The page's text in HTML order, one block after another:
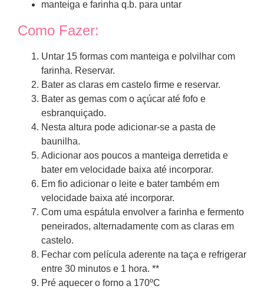
manteiga e farinha q.b. para untar
Como Fazer:
Untar 15 formas com manteiga e polvilhar com
farinha. Reservar.
Bater as claras em castelo firme e reservar.
Bater as gemas com o açúcar até fofo e
esbranquiçado.
Nesta altura pode adicionar-se a pasta de
baunilha.
Adicionar aos poucos a manteiga derretida e
bater em velocidade baixa até incorporar.
Em fio adicionar o leite e bater também em
velocidade baixa até incorporar.
Com uma espátula envolver a farinha e fermento
peneirados, alternadamente com as claras em
castelo.
Fechar com película aderente na taça e refrigerar
entre 30 minutos e 1 hora. **
Pré aquecer o forno a 170ºC